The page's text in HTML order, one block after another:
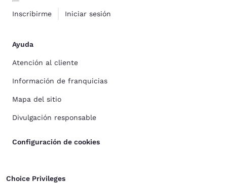
Inscribirme Iniciar sesión
Ayuda
Atención al cliente
Información de franquicias
Mapa del sitio
Divulgación responsable
Configuración de cookies
Choice Privileges